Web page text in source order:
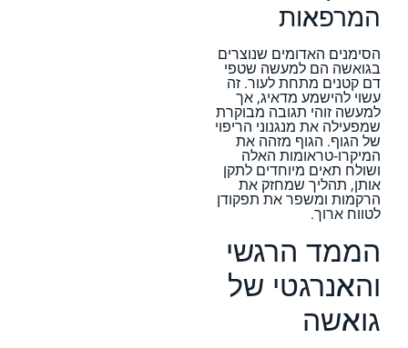
המרפאות
הסימנים האדומים שנוצרים
בגואשה הם למעשה שטפי
דם קטנים מתחת לעור. זה
עשוי להישמע מדאיג, אך
למעשה זוהי תגובה מבוקרת
שמפעילה את מנגנוני הריפוי
של הגוף. הגוף מזהה את
המיקרו-טראומות האלה
ושולח תאים מיוחדים לתקן
אותן, תהליך שמחזק את
הרקמות ומשפר את תפקודן
לטווח ארוך.
הממד הרגשי
והאנרגטי של
גואשה